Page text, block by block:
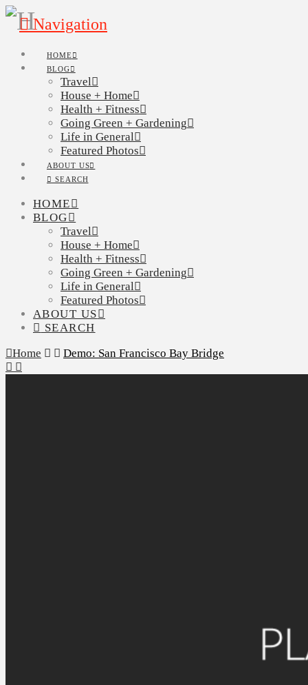
Navigation
HOME
BLOG
Travel
House + Home
Health + Fitness
Going Green + Gardening
Life in General
Featured Photos
ABOUT US
SEARCH
HOME
BLOG
Travel
House + Home
Health + Fitness
Going Green + Gardening
Life in General
Featured Photos
ABOUT US
SEARCH
Home
Demo: San Francisco Bay Bridge